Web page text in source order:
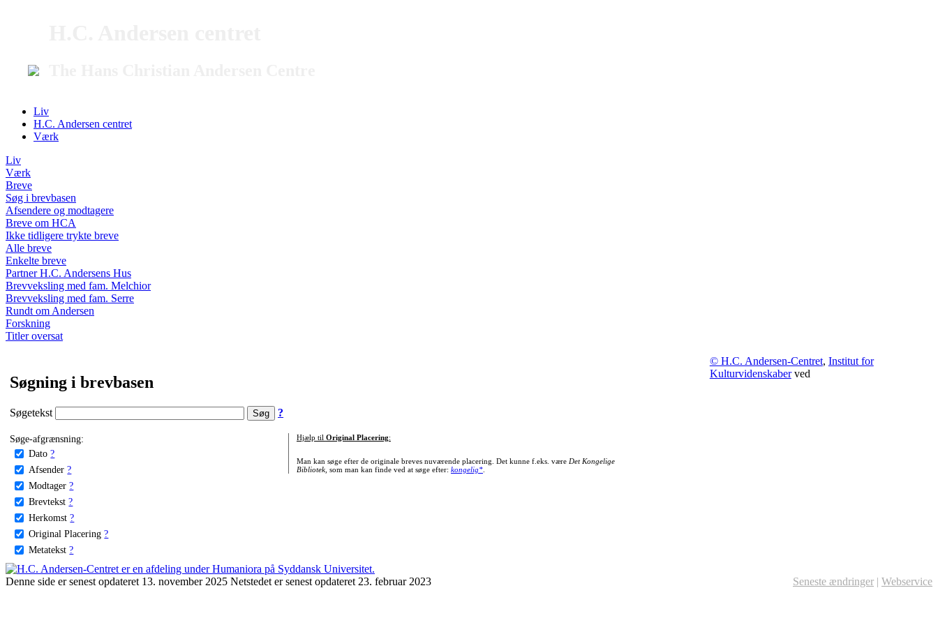
Liv
H.C. Andersen centret
Værk
Liv
Værk
Breve
Søg i brevbasen
Afsendere og modtagere
Breve om HCA
Ikke tidligere trykte breve
Alle breve
Enkelte breve
Partner H.C. Andersens Hus
Brevveksling med fam. Melchior
Brevveksling med fam. Serre
Rundt om Andersen
Forskning
Titler oversat
Søgning i brevbasen
Søgetekst ?
Søge-afgrænsning:
Dato ?
Afsender ?
Modtager ?
Brevtekst ?
Herkomst ?
Original Placering ?
Metatekst ?
Hjælp til Original Placering:
Man kan søge efter de originale breves nuværende placering. Det kunne f.eks. være Det Kongelige
Bibliotek, som man kan finde ved at søge efter: kongelig*.
© H.C. Andersen-Centret, Institut for
Kulturvidenskaberved
Denne side er senest opdateret 13. november 2025 Netstedet er senest opdateret 23. februar 2023 Seneste ændringer | Webservice